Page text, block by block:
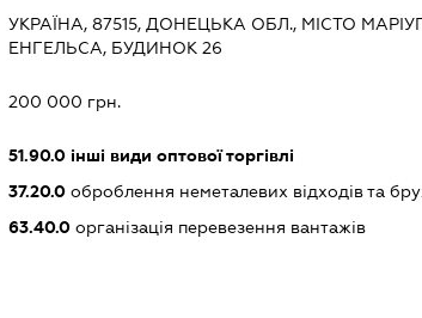
УКРАЇНА, 87515, ДОНЕЦЬКА ОБЛ., МІСТО
ЕНГЕЛЬСА, БУДИНОК 26
200 000 грн.
51.90.0інші види оптової торгівлі
37.20.0оброблення неметалевих відходів та
63.40.0організація перевезення вантажів